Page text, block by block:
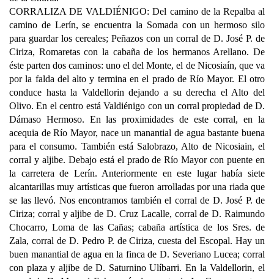
CORRALIZA DE VALDIÉNIGO: Del camino de la Repalba al
camino de Lerín, se encuentra la Somada con un hermoso silo
para guardar los cereales; Peñazos con un corral de D. José P. de
Ciriza, Romaretas con la cabaña de los hermanos Arellano. De
éste parten dos caminos: uno el del Monte, el de Nicosiaín, que va
por la falda del alto y termina en el prado de Río Mayor. El otro
conduce hasta la Valdellorin dejando a su derecha el Alto del
Olivo. En el centro está Valdiénigo con un corral propiedad de D.
Dámaso Hermoso. En las proximidades de este corral, en la
acequia de Río Mayor, nace un manantial de agua bastante buena
para el consumo. También está Salobrazo, Alto de Nicosiain, el
corral y aljibe. Debajo está el prado de Río Mayor con puente en
la carretera de Lerín. Anteriormente en este lugar había siete
alcantarillas muy artísticas que fueron arrolladas por una riada que
se las llevó. Nos encontramos también el corral de D. José P. de
Ciriza; corral y aljibe de D. Cruz Lacalle, corral de D. Raimundo
Chocarro, Loma de las Cañas; cabaña artística de los Sres. de
Zala, corral de D. Pedro P. de Ciriza, cuesta del Escopal. Hay un
buen manantial de agua en la finca de D. Severiano Lucea; corral
con plaza y aljibe de D. Saturnino Ulíbarri. En la Valdellorin, el